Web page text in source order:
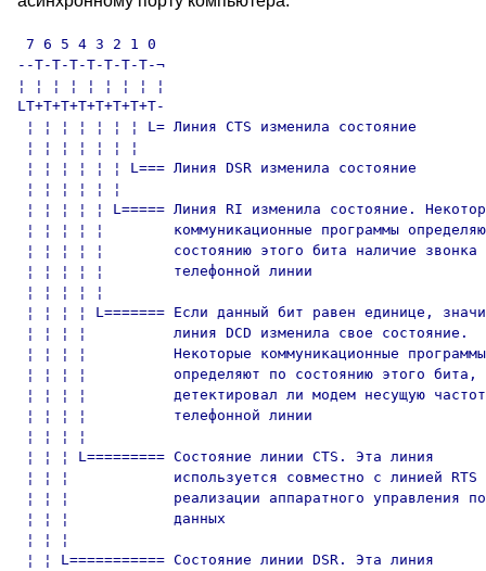
7 6 5 4 3 2 1 0
--T-T-T-T-T-T-T-¬
¦ ¦ ¦ ¦ ¦ ¦ ¦ ¦ ¦
LT+T+T+T+T+T+T+T-
¦ ¦ ¦ ¦ ¦ ¦ ¦ L= Линия CTS изменила состояние
¦ ¦ ¦ ¦ ¦ ¦ ¦
¦ ¦ ¦ ¦ ¦ ¦ L=== Линия DSR изменила состояние
¦ ¦ ¦ ¦ ¦ ¦
¦ ¦ ¦ ¦ ¦ L===== Линия RI изменила состояние.
¦ ¦ ¦ ¦ ¦        коммуникационные программы
¦ ¦ ¦ ¦ ¦        состоянию этого бита наличие звонка
¦ ¦ ¦ ¦ ¦        телефонной линии
¦ ¦ ¦ ¦ ¦
¦ ¦ ¦ ¦ L======= Если данный бит равен единице,
¦ ¦ ¦ ¦          линия DCD изменила свое состояние.
¦ ¦ ¦ ¦          Некоторые коммуникационные программы
¦ ¦ ¦ ¦          определяют по состоянию этого бита,
¦ ¦ ¦ ¦          детектировал ли модем несущую
¦ ¦ ¦ ¦          телефонной линии
¦ ¦ ¦ ¦
¦ ¦ ¦ L========= Состояние линии CTS. Эта линия
¦ ¦ ¦            используется совместно с линией RTS
¦ ¦ ¦            реализации аппаратного управления
¦ ¦ ¦            данных
¦ ¦ ¦
¦ ¦ L=========== Состояние линии DSR. Эта линия